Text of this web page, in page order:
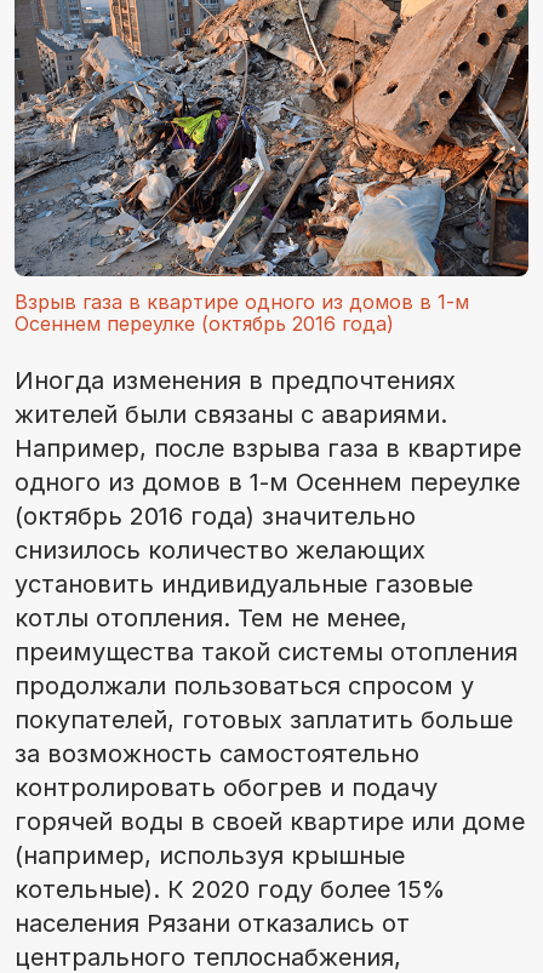
Взрыв газа в квартире одного из домов в 1-м
Осеннем переулке (октябрь 2016 года)
Иногда изменения в предпочтениях
жителей были связаны с авариями.
Например, после взрыва газа в квартире
одного из домов в 1-м Осеннем переулке
(октябрь 2016 года) значительно
снизилось количество желающих
установить индивидуальные газовые
котлы отопления. Тем не менее,
преимущества такой системы отопления
продолжали пользоваться спросом у
покупателей, готовых заплатить больше
за возможность самостоятельно
контролировать обогрев и подачу
горячей воды в своей квартире или доме
(например, используя крышные
котельные). К 2020 году более 15%
населения Рязани отказались от
центрального теплоснабжения,